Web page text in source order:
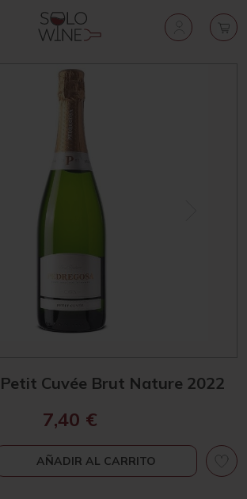
Cuvée Brut Nature 2022
7,40 €
AÑADIR AL CARRITO